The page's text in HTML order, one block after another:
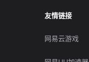
友情链接
网易云游戏